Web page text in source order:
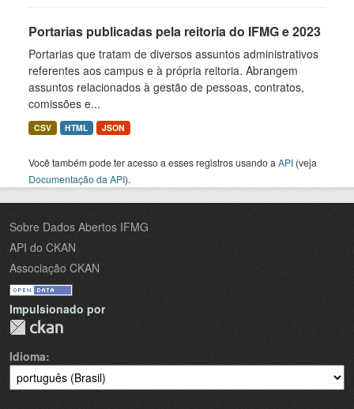
Portarias publicadas pela reitoria do IFMG e 2023
Portarias que tratam de diversos assuntos administrativos
referentes aos campus e à própria reitoria. Abrangem
assuntos relacionados à gestão de pessoas, contratos,
comissões e...
CSV HTML JSON
Você também pode ter acesso a esses registros usando a API (veja
Documentação da API).
Sobre Dados Abertos IFMG
API do CKAN
Associação CKAN
Impulsionado por
Idioma